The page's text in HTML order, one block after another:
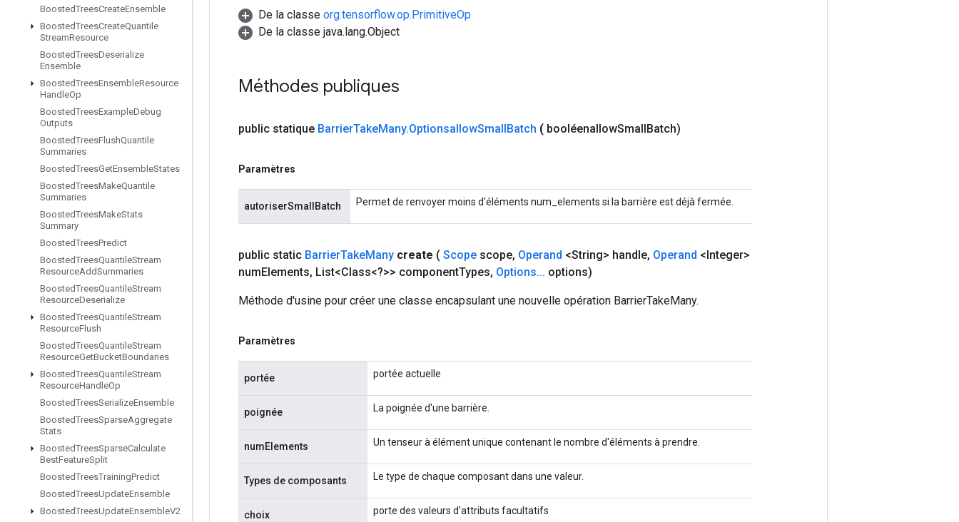
BoostedTreesCreateEnsemble
BoostedTreesCreateQuantile
StreamResource
BoostedTreesDeserialize
Ensemble
BoostedTreesEnsembleResource
HandleOp
BoostedTreesExampleDebug
Outputs
BoostedTreesFlushQuantile
Summaries
BoostedTreesGetEnsembleStates
BoostedTreesMakeQuantile
Summaries
BoostedTreesMakeStats
Summary
BoostedTreesPredict
BoostedTreesQuantileStream
ResourceAddSummaries
BoostedTreesQuantileStream
ResourceDeserialize
BoostedTreesQuantileStream
ResourceFlush
BoostedTreesQuantileStream
ResourceGetBucketBoundaries
BoostedTreesQuantileStream
ResourceHandleOp
BoostedTreesSerializeEnsemble
BoostedTreesSparseAggregate
Stats
BoostedTreesSparseCalculate
BestFeatureSplit
BoostedTreesTrainingPredict
BoostedTreesUpdateEnsemble
BoostedTreesUpdateEnsembleV2
De la classe org.tensorflow.op.PrimitiveOp
De la classe java.lang.Object
Méthodes publiques
public statique BarrierTakeMany.OptionsallowSmallBatch ( booléenallowSmallBatch)
Paramètres
autoriserSmallBatch Permet de renvoyer moins d'éléments num_elements si la barrière est déjà fermée.
public static BarrierTakeMany create ( Scope scope, Operand <String> handle, Operand <Integer>
numElements, List<Class<?>> componentTypes, Options... options)
Méthode d'usine pour créer une classe encapsulant une nouvelle opération BarrierTakeMany.
Paramètres
portée portée actuelle
poignée La poignée d'une barrière.
numElements Un tenseur à élément unique contenant le nombre d'éléments à prendre.
Types de composants Le type de chaque composant dans une valeur.
choix porte des valeurs d'attributs facultatifs